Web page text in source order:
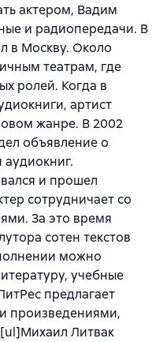
актером, Вадим
и радиопередачи. В
в Москву. Около
театрам, где
ролей. Когда в
артист
жанре. В 2002
объявление о
и прошел
сотрудничает со
За это время
сотен текстов
можно
учебные
предлагает
произведениями,
Литвак